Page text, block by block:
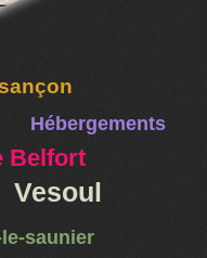
Hébergements
Belfort
Vesoul
saunier